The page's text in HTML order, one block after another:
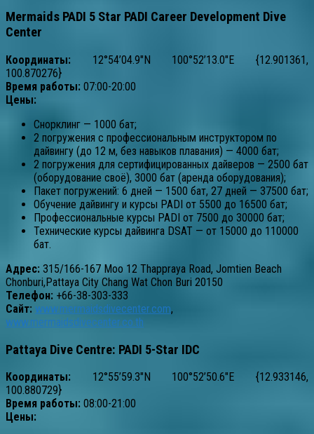
Mermaids PADI 5 Star PADI Career Development Dive
Center
Координаты: 12°54’04.9″N 100°52’13.0″E {12.901361,
100.870276}
Время работы: 07:00-20:00
Цены:
Снорклинг — 1000 бат;
2 погружения с профессиональным инструктором по
дайвингу (до 12 м, без навыков плавания) — 4000 бат;
2 погружения для сертифицированных дайверов — 2500 бат
(оборудование своё), 3000 бат (аренда оборудования);
Пакет погружений: 6 дней — 1500 бат, 27 дней — 37500 бат;
Обучение дайвингу и курсы PADI от 5500 до 16500 бат;
Профессиональные курсы PADI от 7500 до 30000 бат;
Технические курсы дайвинга DSAT — от 15000 до 110000
бат.
Адрес: 315/166-167 Moo 12 Thappraya Road, Jomtien Beach
Chonburi,Pattaya City Chang Wat Chon Buri 20150
Телефон: +66-38-303-333
Сайт: www.mermaidsdivecenter.com,
www.mermaidsdivecenter.co.th
Pattaya Dive Centre: PADI 5-Star IDC
Координаты: 12°55’59.3″N 100°52’50.6″E {12.933146,
100.880729}
Время работы: 08:00-21:00
Цены: